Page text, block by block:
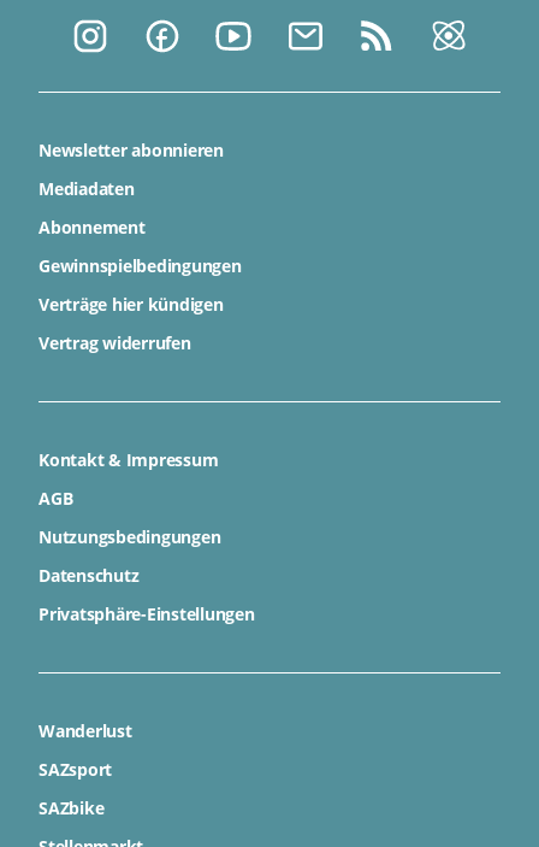
Newsletter abonnieren
Mediadaten
Abonnement
Gewinnspielbedingungen
Verträge hier kündigen
Vertrag widerrufen
Kontakt & Impressum
AGB
Nutzungsbedingungen
Datenschutz
Privatsphäre-Einstellungen
Wanderlust
SAZsport
SAZbike